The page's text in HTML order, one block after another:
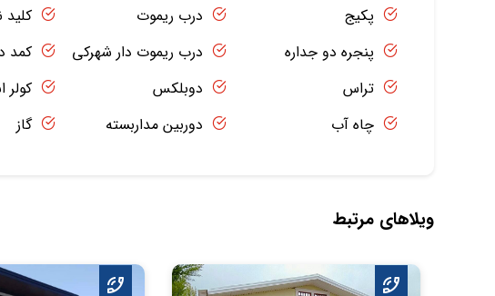
پکیج
پنجره دو جداره
تراس
چاه آب
درب ریموت
درب ریموت دار شهرکی
دوبلکس
دوربین مداربسته
کلید
کمد
کولر
گاز
ویلاهای مرتبط